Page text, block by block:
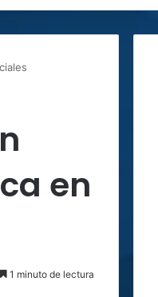
en
1 minuto de lectura